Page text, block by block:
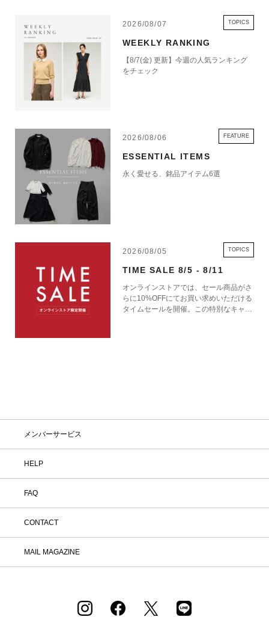
2026/08/07 TOPICS
WEEKLY RANKING
【8/7(金) 更新】今週の人気ランキング
をチェック
2026/08/06 FEATURE
ESSENTIAL ITEMS
永く愛せる、銘品アイテム6選
2026/08/05 TOPICS
TIME SALE 8/5 - 8/11
オンラインストアでは、セール商品がさ
らに10%OFFにてお買い求めいただける
タイムセールを開催。この特別なキャン
メンバーサービス
HELP
FAQ
CONTACT
MAIL MAGAZINE